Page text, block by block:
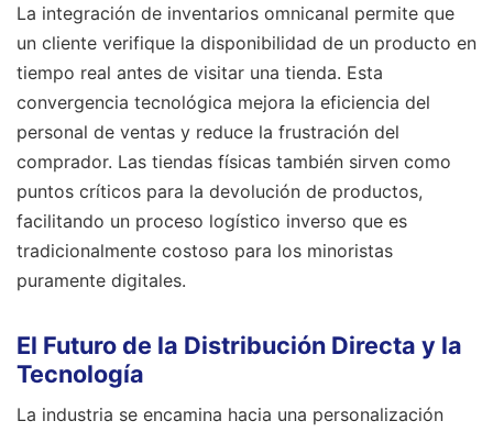
La integración de inventarios omnicanal permite que
un cliente verifique la disponibilidad de un producto en
tiempo real antes de visitar una tienda. Esta
convergencia tecnológica mejora la eficiencia del
personal de ventas y reduce la frustración del
comprador. Las tiendas físicas también sirven como
puntos críticos para la devolución de productos,
facilitando un proceso logístico inverso que es
tradicionalmente costoso para los minoristas
puramente digitales.
El Futuro de la Distribución Directa y la
Tecnología
La industria se encamina hacia una personalización